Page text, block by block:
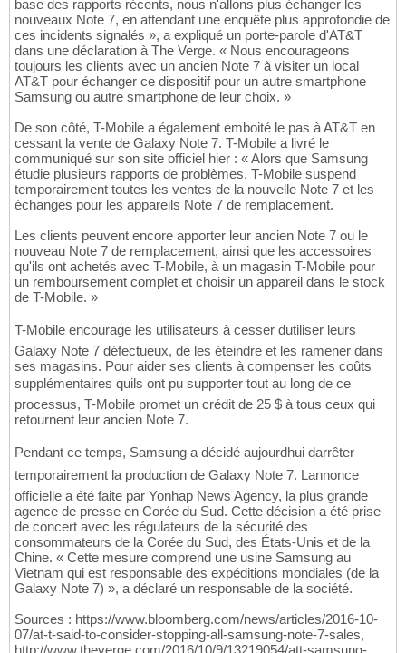
base des rapports récents, nous n'allons plus échanger les
nouveaux Note 7, en attendant une enquête plus approfondie de
ces incidents signalés », a expliqué un porte-parole d'AT&T
dans une déclaration à The Verge. « Nous encourageons
toujours les clients avec un ancien Note 7 à visiter un local
AT&T pour échanger ce dispositif pour un autre smartphone
Samsung ou autre smartphone de leur choix. »
De son côté, T-Mobile a également emboité le pas à AT&T en
cessant la vente de Galaxy Note 7. T-Mobile a livré le
communiqué sur son site officiel hier : « Alors que Samsung
étudie plusieurs rapports de problèmes, T-Mobile suspend
temporairement toutes les ventes de la nouvelle Note 7 et les
échanges pour les appareils Note 7 de remplacement.
Les clients peuvent encore apporter leur ancien Note 7 ou le
nouveau Note 7 de remplacement, ainsi que les accessoires
qu'ils ont achetés avec T-Mobile, à un magasin T-Mobile pour
un remboursement complet et choisir un appareil dans le stock
de T-Mobile. »
T-Mobile encourage les utilisateurs à cesser dutiliser leurs
Galaxy Note 7 défectueux, de les éteindre et les ramener dans
ses magasins. Pour aider ses clients à compenser les coûts
supplémentaires quils ont pu supporter tout au long de ce
processus, T-Mobile promet un crédit de 25 $ à tous ceux qui
retournent leur ancien Note 7.
Pendant ce temps, Samsung a décidé aujourdhui darrêter
temporairement la production de Galaxy Note 7. Lannonce
officielle a été faite par Yonhap News Agency, la plus grande
agence de presse en Corée du Sud. Cette décision a été prise
de concert avec les régulateurs de la sécurité des
consommateurs de la Corée du Sud, des États-Unis et de la
Chine. « Cette mesure comprend une usine Samsung au
Vietnam qui est responsable des expéditions mondiales (de la
Galaxy Note 7) », a déclaré un responsable de la société.
Sources : https://www.bloomberg.com/news/articles/2016-10-
07/at-t-said-to-consider-stopping-all-samsung-note-7-sales,
http://www.theverge.com/2016/10/9/13219054/att-samsung-